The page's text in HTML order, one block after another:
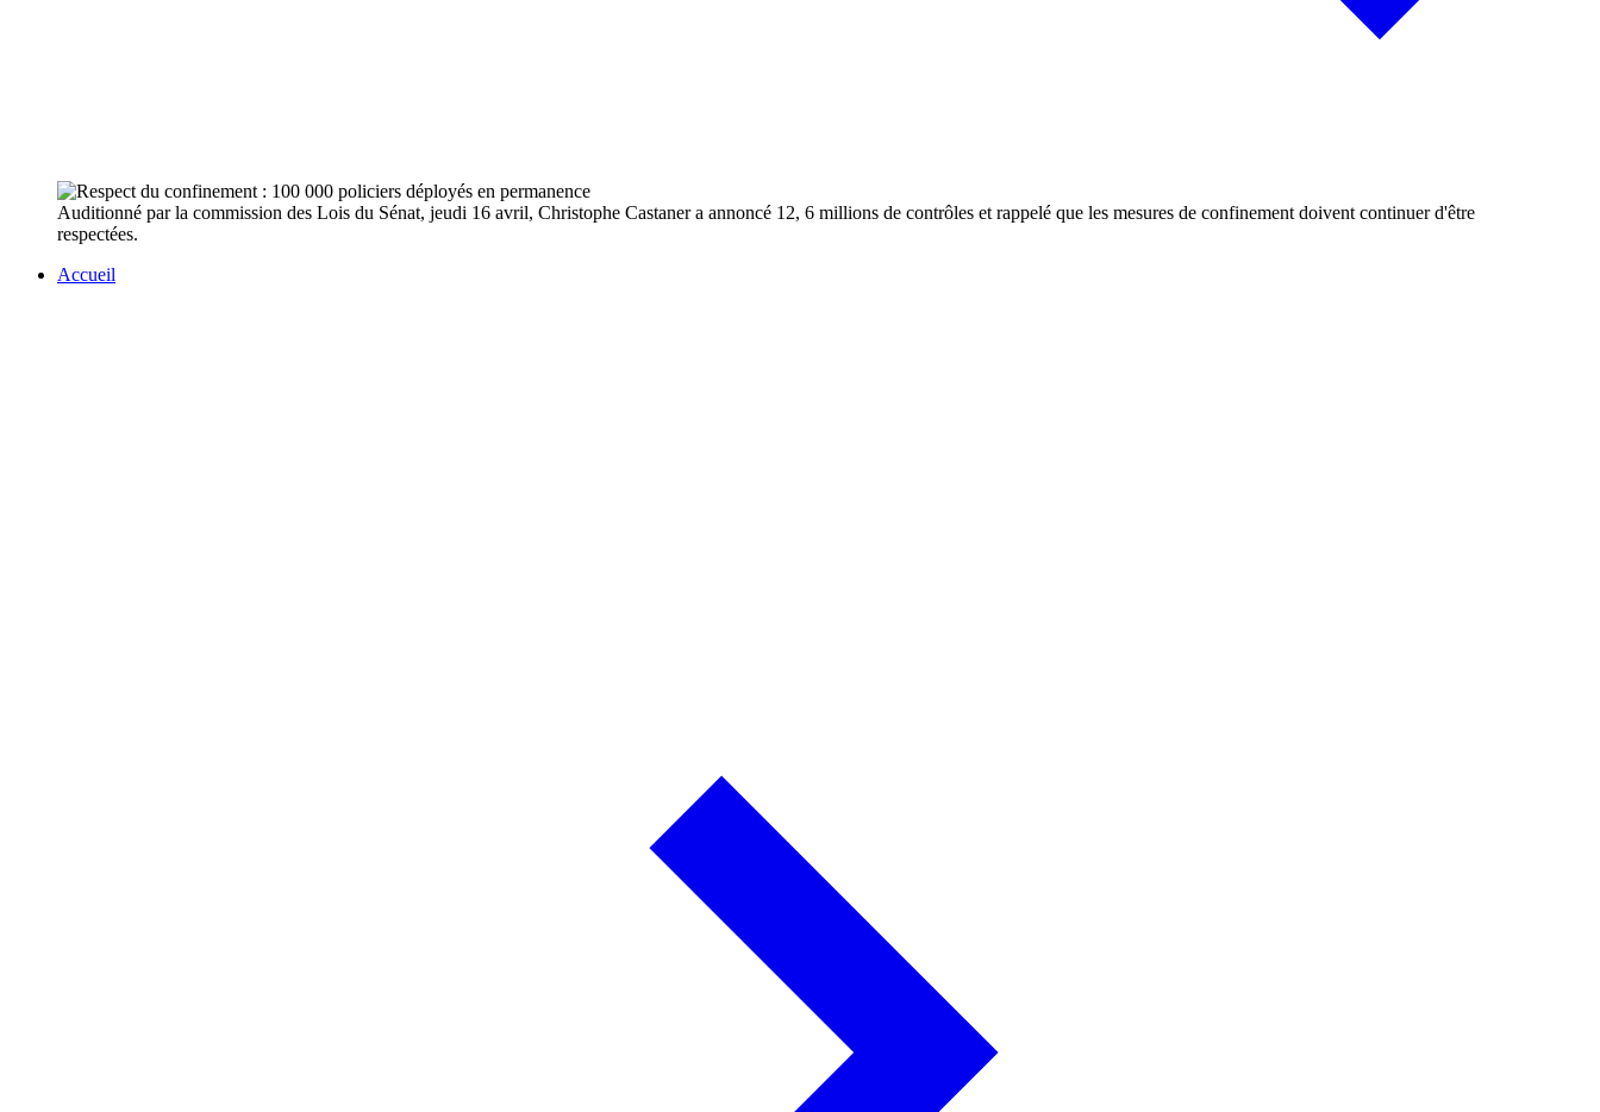
Auditionné par la commission des Lois du Sénat, jeudi 16 avril, Christophe Castaner a annoncé 12, 6 millions de contrôles et rappelé que les mesures de confinement doivent continuer d'être
respectées.
Accueil